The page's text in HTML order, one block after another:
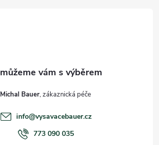
Michal Bauer
info@vysavacebauer.cz
773 090 035